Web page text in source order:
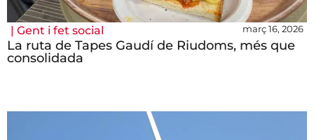
| Gent i fet social març 16, 2026
La ruta de Tapes Gaudí de Riudoms, més que
consolidada